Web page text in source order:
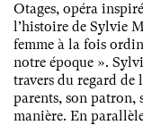
Otages, opéra
l’histoire de Sylvie
femme à la fois
notre époque ».
travers du regard de
parents, son patron,
manière. En